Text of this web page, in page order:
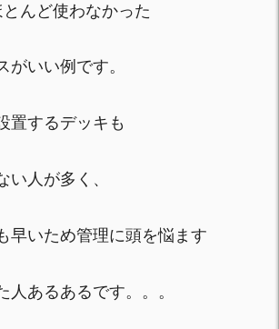
んど使わなかった
がいい例です。
置するデッキも
い人が多く、
早いため管理に頭を悩ます
人あるあるです。。。